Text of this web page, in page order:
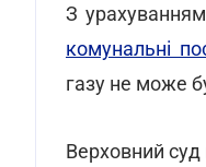
З
комунальні
газу не може
Верховний суд